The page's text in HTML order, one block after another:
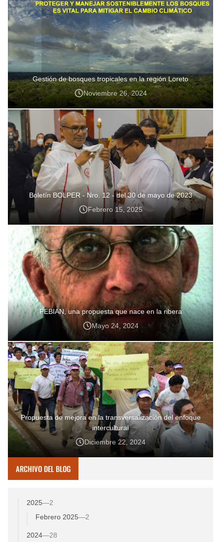
Gestión de bosques tropicales en la región Loreto
Noviembre 26, 2024
Boletín BOLPER - Nro. 12 - del 30 de mayo de 2023
Febrero 15, 2025
PEBIAN, una propuesta que nace en la ribera
Mayo 24, 2024
Propuesta de mejora en la transversalización del enfoque
intercultural
Diciembre 22, 2024
ARCHIVO DEL BLOG
2025—2
Febrero 2025—2
2024—28